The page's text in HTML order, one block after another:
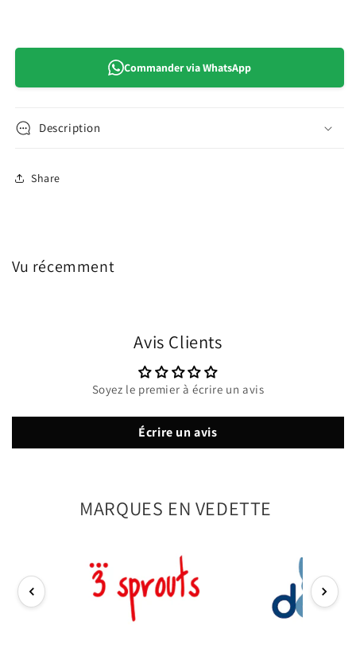
Commander via WhatsApp
Description
Share
Vu récemment
Avis Clients
Soyez le premier à écrire un avis
Écrire un avis
MARQUES EN VEDETTE